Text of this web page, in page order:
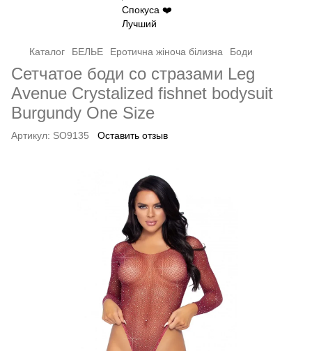
Каталог БЕЛЬЕ Еротична жіноча білизна Боди
Сетчатое боди со стразами Leg
Avenue Crystalized fishnet bodysuit
Burgundy One Size
Артикул: SO9135 Оставить отзыв